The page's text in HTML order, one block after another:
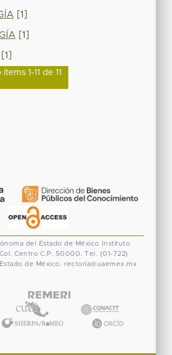
[1]
[1]
[1]
1-11 de 11
del Estado de México
Instituto
Centro C.P. 50000. Tel. (01-722)
de México. rectoria@uaemex.mx